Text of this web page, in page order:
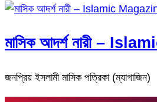
মাসিক আদর্শ নারী –
জনপ্রিয় ইসলামী মাসিক পত্রিকা (ম্যাগাজিন)